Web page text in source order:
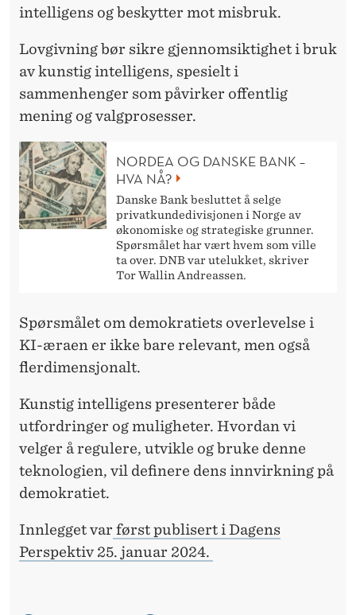
intelligens og beskytter mot misbruk.
Lovgivning bør sikre gjennomsiktighet i bruk
av kunstig intelligens, spesielt i
sammenhenger som påvirker offentlig
mening og valgprosesser.
NORDEA OG DANSKE BANK –
HVA NÅ?
Danske Bank besluttet å selge
privatkundedivisjonen i Norge av
økonomiske og strategiske grunner.
Spørsmålet har vært hvem som ville
ta over. DNB var utelukket, skriver
Tor Wallin Andreassen.
Spørsmålet om demokratiets overlevelse i
KI-æraen er ikke bare relevant, men også
flerdimensjonalt.
Kunstig intelligens presenterer både
utfordringer og muligheter. Hvordan vi
velger å regulere, utvikle og bruke denne
teknologien, vil definere dens innvirkning på
demokratiet.
Innlegget var først publisert i Dagens
Perspektiv 25. januar 2024.